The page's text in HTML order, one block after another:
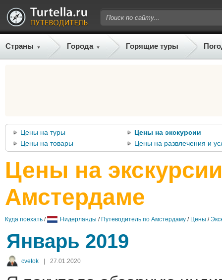
Страны Города Горящие туры
Цены на туры
Цены на экскурсии
Цены на товары
Цены на развлечения и
Цены на
Амстердаме
Куда поехать / Нидерланды / Путеводитель по Амстердаму / Цены /
Январь 2019
cvetok | 27.01.2020